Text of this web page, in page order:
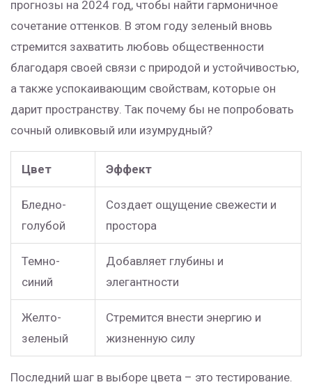
прогнозы на 2024 год, чтобы найти гармоничное
сочетание оттенков. В этом году зеленый вновь
стремится захватить любовь общественности
благодаря своей связи с природой и устойчивостью,
а также успокаивающим свойствам, которые он
дарит пространству. Так почему бы не попробовать
сочный оливковый или изумрудный?
Цвет Эффект
Бледно-
голубой
Создает ощущение свежести и
простора
Темно-
синий
Добавляет глубины и
элегантности
Желто-
зеленый
Стремится внести энергию и
жизненную силу
Последний шаг в выборе цвета – это тестирование.